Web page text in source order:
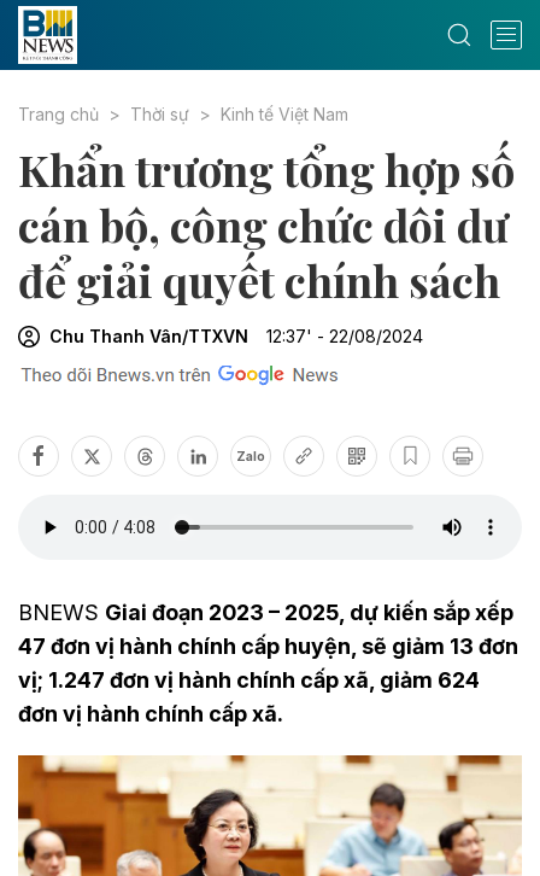
Trang chủ Thời sự Kinh tế Việt Nam
Khẩn trương tổng hợp số
cán bộ, công chức dôi dư
để giải quyết chính sách
Chu Thanh Vân/TTXVN 12:37' - 22/08/2024
Zalo
BNEWS Giai đoạn 2023 – 2025, dự kiến sắp xếp
47 đơn vị hành chính cấp huyện, sẽ giảm 13 đơn
vị; 1.247 đơn vị hành chính cấp xã, giảm 624
đơn vị hành chính cấp xã.